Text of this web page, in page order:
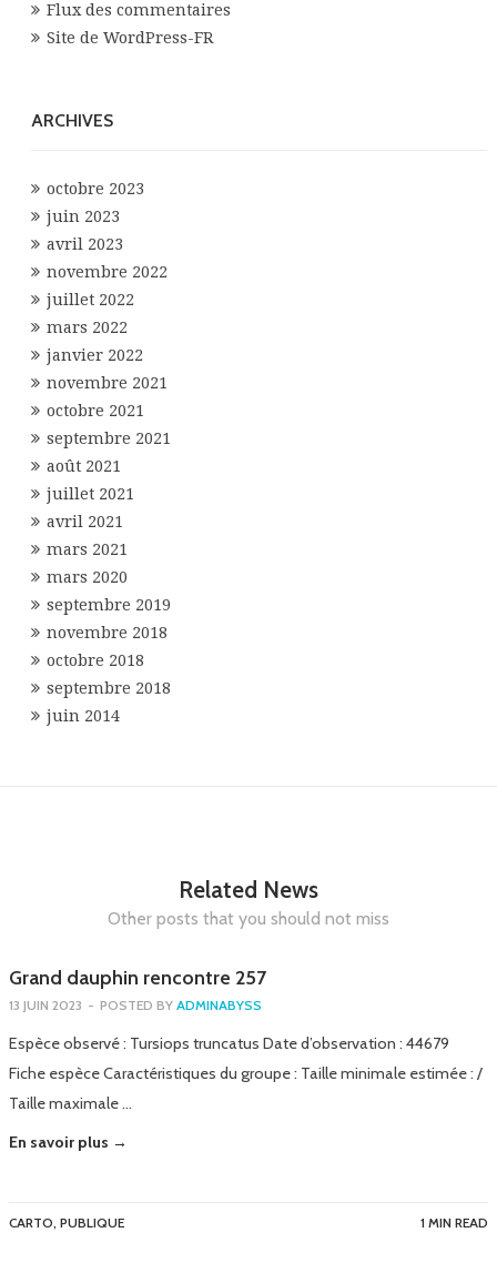
Flux des commentaires
Site de WordPress-FR
ARCHIVES
octobre 2023
juin 2023
avril 2023
novembre 2022
juillet 2022
mars 2022
janvier 2022
novembre 2021
octobre 2021
septembre 2021
août 2021
juillet 2021
avril 2021
mars 2021
mars 2020
septembre 2019
novembre 2018
octobre 2018
septembre 2018
juin 2014
Related News
Other posts that you should not miss
Grand dauphin rencontre 257
13 JUIN 2023 - POSTED BY ADMINABYSS
Espèce observé : Tursiops truncatus Date d’observation : 44679
Fiche espèce Caractéristiques du groupe : Taille minimale estimée : /
Taille maximale …
En savoir plus →
CARTO, PUBLIQUE 1 MIN READ